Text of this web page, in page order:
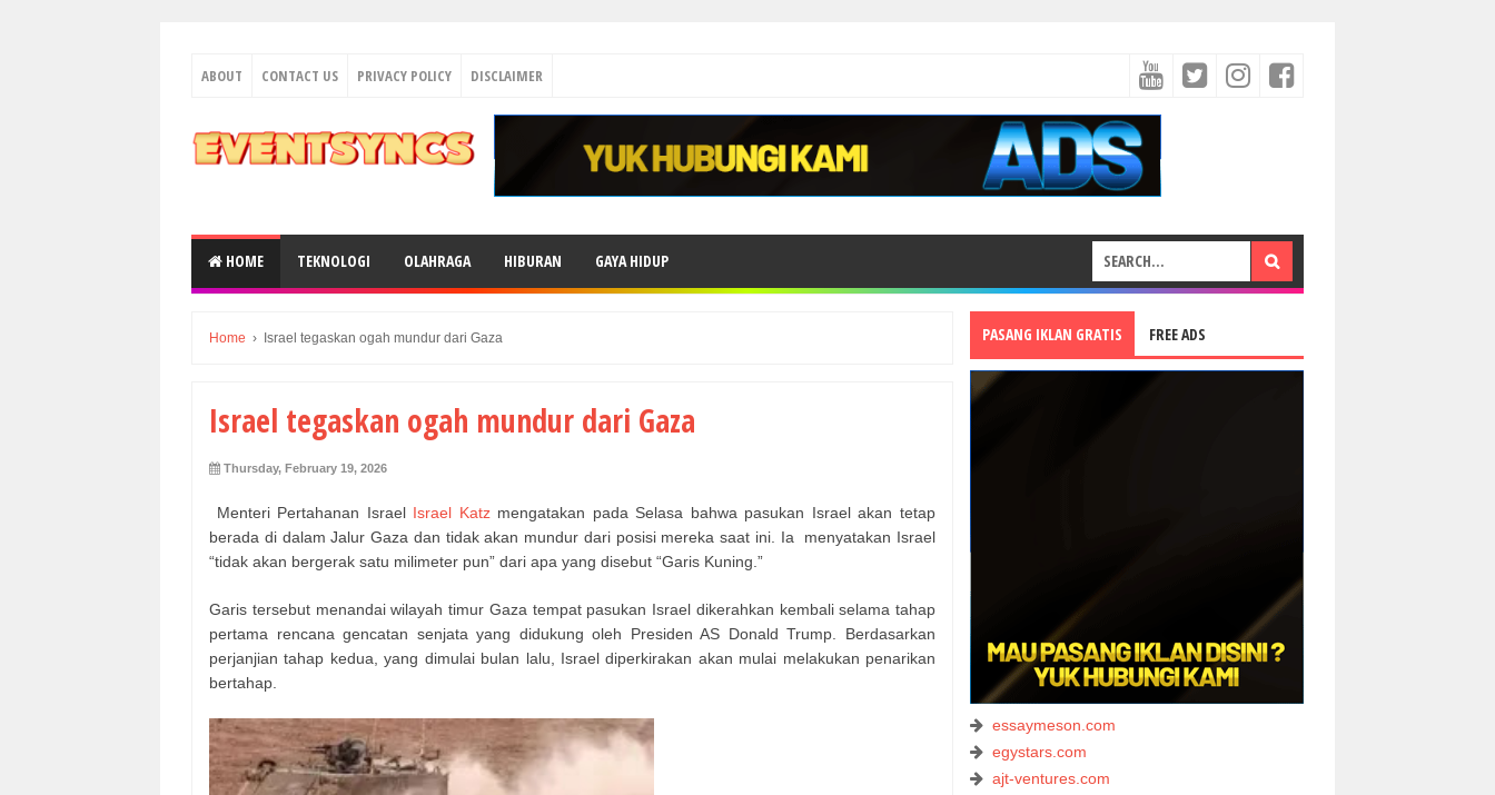
ABOUT CONTACT US PRIVACY POLICY DISCLAIMER
HOME TEKNOLOGI OLAHRAGA HIBURAN GAYA HIDUP
Home › Israel tegaskan ogah mundur dari Gaza
Israel tegaskan ogah mundur dari Gaza
Thursday, February 19, 2026
Menteri Pertahanan Israel Israel Katzmengatakan pada Selasa bahwa pasukan Israel akan tetap
berada di dalam Jalur Gaza dan tidak akan mundur dari posisi mereka saat ini. Ia menyatakan Israel
“tidak akan bergerak satu milimeter pun” dari apa yang disebut “Garis Kuning.”
Garis tersebut menandai wilayah timur Gaza tempat pasukan Israel dikerahkan kembali selama tahap
pertama rencana gencatan senjata yang didukung oleh Presiden AS Donald Trump. Berdasarkan
perjanjian tahap kedua, yang dimulai bulan lalu, Israel diperkirakan akan mulai melakukan penarikan
bertahap.
PASANG IKLAN GRATIS FREE ADS
essaymeson.com
egystars.com
ajt-ventures.com